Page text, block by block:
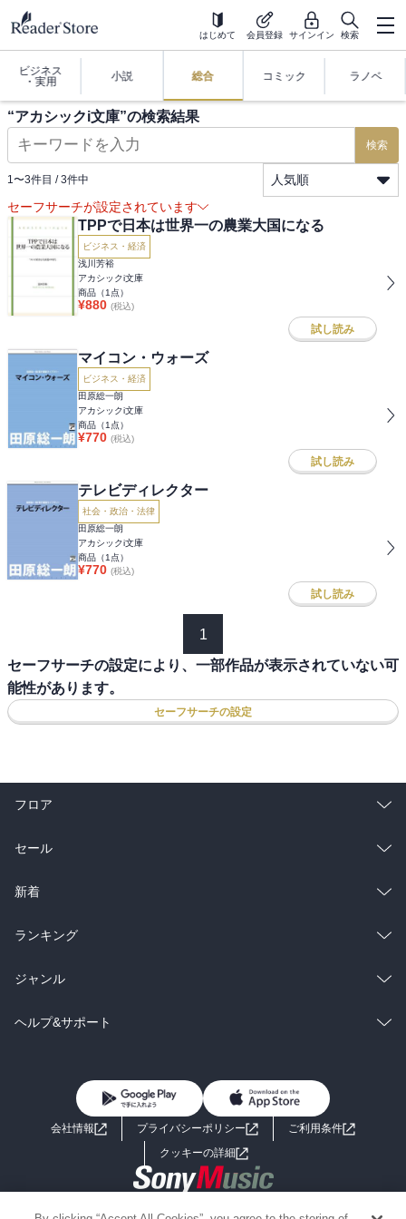
はじめて 会員登録 サインイン 検索
ビジネス
・実用
小説 総合 コミック ラノベ
“アカシックi文庫”の検索結果
検索
1〜3件目 / 3件中
人気順
セーフサーチが設定されています
TPPで日本は世界一の農業大国になる
ビジネス・経済
浅川芳裕
アカシックi文庫
商品（1 点）
¥880 (税込)
試し読み
マイコン・ウォーズ
ビジネス・経済
田原総一朗
アカシックi文庫
商品（1 点）
¥770 (税込)
試し読み
テレビディレクター
社会・政治・法律
田原総一朗
アカシックi文庫
商品（1 点）
¥770 (税込)
試し読み
1
セーフサーチの設定により、一部作品が表示されていない可
能性があります。
セーフサーチの設定
フロア
総合
ラノベ
雑誌・グラビア
BL・TL
セール
総合
ラノベ
雑誌・グラビア
BL・TL
新着
総合
ラノベ
雑誌・グラビア
ランキング
総合
ラノベ
ジャンル
コミック
ライトノベル 男子向けラノベ
小説
海外小説
ヘルプ&サポート
よくあるご質問 お問い合わせ
会社情報 プライバシーポリシー
ご利用条件
クッキーの詳細
Copyright 2017 - 2026 Sony Music Entertainment(Japan) Inc.